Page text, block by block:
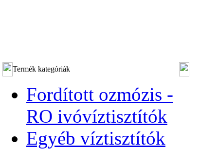
Termék kategóriák
Fordított ozmózis -
RO ivóvíztisztítók
Egyéb víztisztítók